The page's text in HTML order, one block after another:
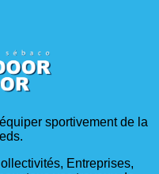
sportivement de la
Entreprises,